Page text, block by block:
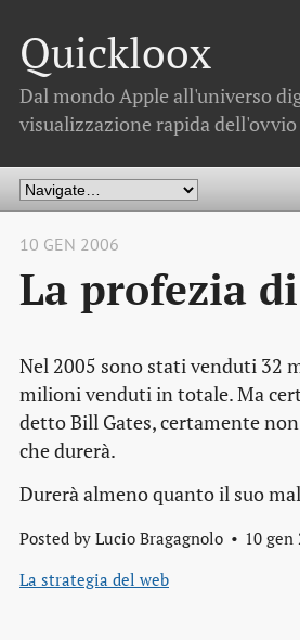
Quickloox
Dal mondo Apple all'universo
visualizzazione rapida dell'ovvio
10 GEN 2006
La profezia
Nel 2005 sono stati venduti 32
milioni venduti in totale. Ma
detto Bill Gates, certamente
che durerà.
Durerà almeno quanto il suo
Posted by Lucio Bragagnolo 10 gen
La strategia del web